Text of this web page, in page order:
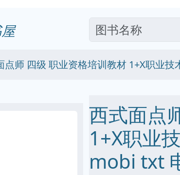
点师 四级 职业资格培训教材 1+X职业技
西式面点
1+X职业
mobi txt